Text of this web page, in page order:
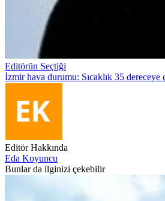
Editörün Seçtiği
İzmir hava durumu: Sıcaklık 35 dereceye
Editör Hakkında
Eda Koyuncu
Bunlar da ilginizi çekebilir